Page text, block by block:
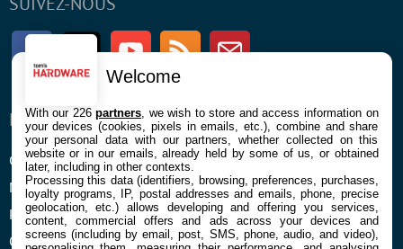
FacebookTwitter Youtube RSS Newsletter
ENTREPRISE
Confidentialité et Cookies
Mentions légales et CGU
Préférences Cookies
Qui sommes nous
À PROPOS
Contact
Welcome
With our 226partners , we wish to store and access information on
your devices (cookies, pixels in emails, etc.), combine and share
your personal data with our partners, whether collected on this
website or in our emails, already held by some of us, or obtained
later, including in other contexts.
Processing this data (identifiers, browsing, preferences, purchases,
loyalty programs, IP, postal addresses and emails, phone, precise
geolocation, etc.) allows developing and offering you services,
content, commercial offers and ads across your devices and
screens (including by email, post, SMS, phone, audio, and video),